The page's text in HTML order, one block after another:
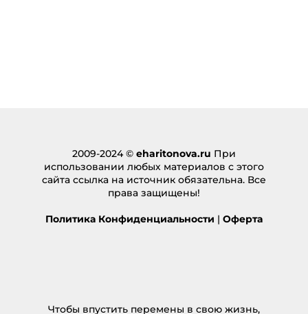
2009-2024 © eharitonova.ru При
использовании любых материалов с этого
сайта ссылка на источник обязательна. Все
права защищены!
Политика Конфиденциальности | Оферта
Чтобы впустить перемены в свою жизнь,